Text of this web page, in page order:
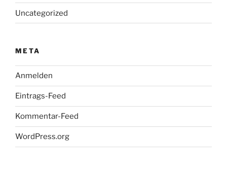
Uncategorized
META
Anmelden
Eintrags-Feed
Kommentar-Feed
WordPress.org